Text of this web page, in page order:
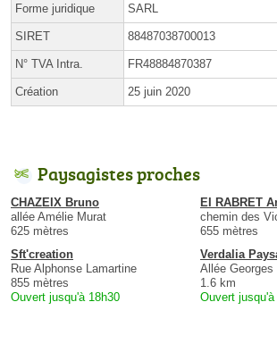
Forme juridique SARL
SIRET 88487038700013
N° TVA Intra. FR48884870387
Création 25 juin 2020
Paysagistes proches
CHAZEIX Bruno
allée Amélie Murat
625 mètres
EI RABRET
chemin des
655 mètres
Sft'creation
Rue Alphonse Lamartine
855 mètres
Ouvert jusqu'à 18h30
Verdalia
Allée Georges
1.6 km
Ouvert jusqu'à